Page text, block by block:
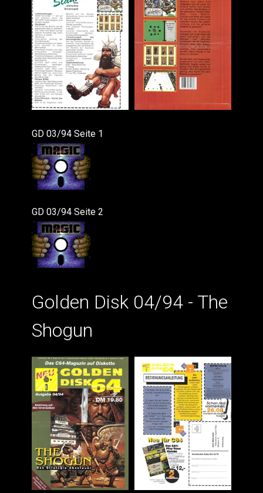
GD 03/94 Seite 1
GD 03/94 Seite 2
Golden Disk 04/94 - The
Shogun